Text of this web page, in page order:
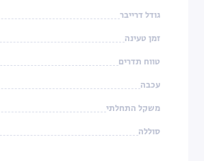
גודל דרייבר
זמן טעינה
טווח תדרים
עכבה
משקל התחלתי
סוללה